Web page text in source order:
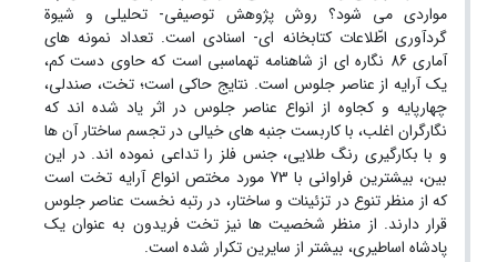
مواردی می شود؟ روش پژوهش توصیفی- تحلیلی و شیوة
گردآوری اطّلاعات کتابخانه ای- اسنادی است. تعداد نمونه های
آماری 86 نگاره ای از شاهنامه تهماسبی است که حاوی دست کم،
یک آرایه از عناصر جلوس است. نتایج حاکی است؛ تخت، صندلی،
چهارپایه و کجاوه از انواع عناصر جلوس در اثر یاد شده اند که
نگارگران اغلب، با کاربست جنبه های خیالی در تجسم ساختار آن ها
و با بکارگیری رنگ طلایی، جنس فلز را تداعی نموده اند. در این
بین، بیشترین فراوانی با 73 مورد مختص انواع آرایه تخت است
که از منظر تنوع در تزئینات و ساختار، در رتبه نخست عناصر جلوس
قرار دارند. از منظر شخصیت ها نیز تخت فریدون به عنوان یک
پادشاه اساطیری، بیشتر از سایرین تکرار شده است.